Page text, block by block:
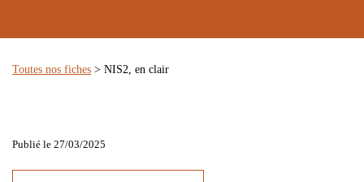
Toutes nos fiches > NIS2, en clair
Publié le 27/03/2025